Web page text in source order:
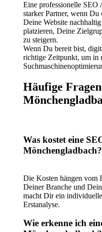
Eine professionelle SEO
starker Partner, wenn
Deine Website
platzieren, Deine
zu steigern.
Wenn Du bereit bist,
richtige Zeitpunkt, um in
Häufige
Was kostet eine
Mönchengladbach?
Die Kosten hängen vom
Deiner Branche und
macht Dir ein
Erstanalyse.
Wie erkenne ich